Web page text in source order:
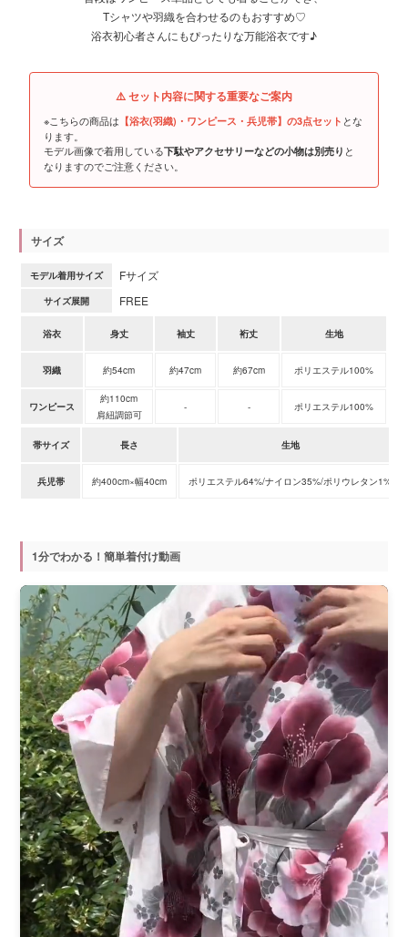
Tシャツや羽織を合わせるのもおすすめ♡
浴衣初心者さんにもぴったりな万能浴衣です♪
⚠️ セット内容に関する重要なご案内
※こちらの商品は 【浴衣(羽織)・ワンピース・兵児帯】の3点セット とな
ります。
モデル画像で着用している下駄やアクセサリーなどの小物は別売り と
なりますのでご注意ください。
サイズ
モデル着用サイズ Fサイズ
サイズ展開 FREE
浴衣 身丈 袖丈 裄丈 生地
羽織 約54cm 約47cm 約67cm ポリエステル100%
ワンピース
約110cm
肩紐調節可
- - ポリエステル100%
帯サイズ 長さ 生地
兵児帯 約400cm×幅40cm ポリエステル64%/ナイロン35%/ポリウレタン1%
1分でわかる！簡単着付け動画